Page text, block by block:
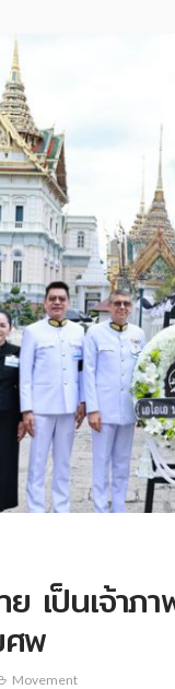
ทย เป็นเจ้า
ศพ
Movement